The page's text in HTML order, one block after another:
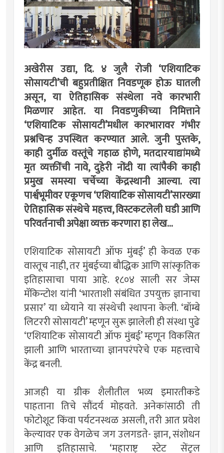
अखेरीस उद्या, दि. ४ जुलै रोजी ‘एशियाटिक
सोसायटी’ची बहुप्रतीक्षित निवडणूक होऊ घातली
असून, या ऐतिहासिक संस्थेला नवे कारभारी
मिळणार आहेत. या निवडणुकीच्या निमित्ताने
‘एशियाटिक सोसायटी’मधील कारभारावर गंभीर
प्रश्नचिन्ह उपस्थित करण्यात आले. जुनी पुस्तके,
काही दुर्मीळ वस्तूंचे गहाळ होणे, मतदारयाद्यांमध्ये
मृत व्यक्तींची नावे, दुहेरी नोंदी या त्यांपैकी काही
प्रमुख समस्या चर्चेच्या केंद्रस्थानी आल्या. त्या
पार्श्वभूमीवर एकूणच ‘एशियाटिक सोसायटी’सारख्या
ऐतिहासिक संस्थेचे महत्त्व, विस्टकटलेली घडी आणि
परिवर्तनाची अपेक्षा व्यक्त करणारा हा लेख...
एशियाटिक सोसायटी ऑफ मुंबई’ ही केवळ एक
वास्तूच नाही, तर मुंबईच्या बौद्धिक आणि सांस्कृतिक
इतिहासाचा पाया आहे. १८०४ साली सर जेम्स
मॅकिन्टोश यांनी ‘भारताशी संबंधित उपयुक्त ज्ञानाचा
प्रसार’ या ध्येयाने या संस्थेची स्थापना केली. ‘बॉम्बे
लिटररी सोसायटी’ म्हणून सुरू झालेली ही संस्था पुढे
‘एशियाटिक सोसायटी ऑफ मुंबई’ म्हणून विकसित
झाली आणि भारताच्या ज्ञानपरंपरेचे एक महत्त्वाचे
केंद्र बनली.
आजही या ग्रीक शैलीतील भव्य इमारतीकडे
पाहताना तिचे सौंदर्य मोहवते. अनेकांसाठी ती
फोटोशूट किंवा पर्यटनस्थळ असली, तरी आत प्रवेश
केल्यावर एक वेगळेच जग उलगडते- ज्ञान, संशोधन
आणि इतिहासाचे. ‘महाराष्ट्र स्टेट सेंट्रल